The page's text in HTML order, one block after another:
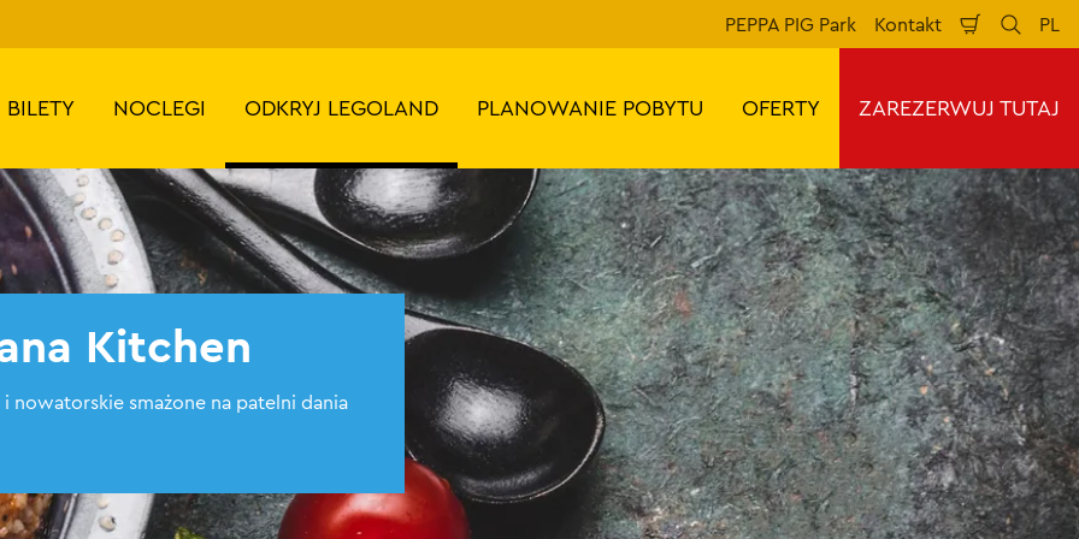
PEPPA PIG Park Kontakt KoszykSzukaj
PL
BILETY NOCLEGI ODKRYJ LEGOLAND PLANOWANIE POBYTU OFERTY ZAREZERWUJ TUTAJ
Kitchen
i nowatorskie smażone na patelni dania